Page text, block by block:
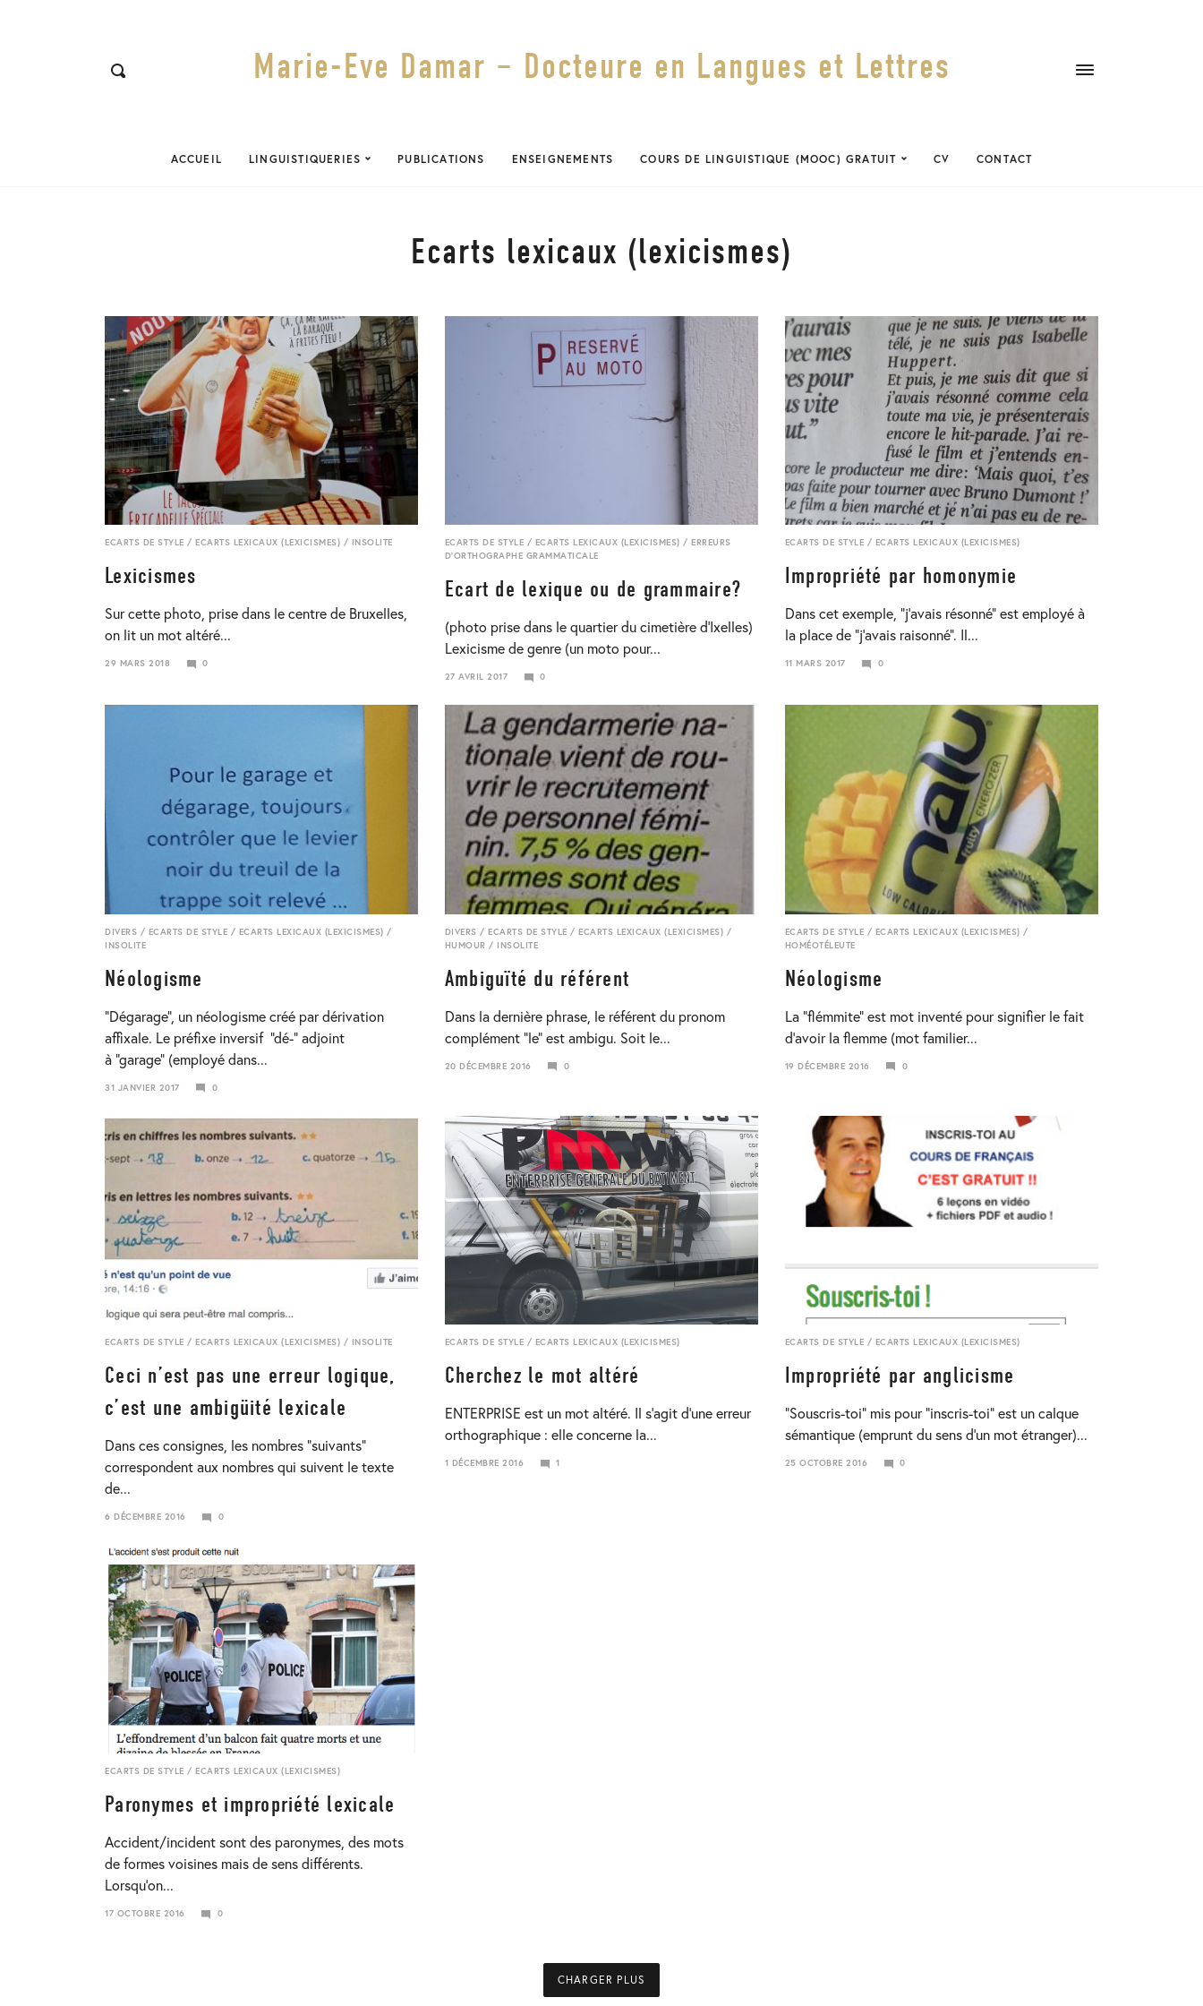
Marie-Eve Damar – Docteure en Langues et Lettres
ACCUEIL LINGUISTIQUERIES PUBLICATIONS ENSEIGNEMENTS COURS DE LINGUISTIQUE (MOOC) GRATUIT CV CONTACT
Ecarts lexicaux (lexicismes)
ECARTS DE STYLE / ECARTS LEXICAUX (LEXICISMES) / INSOLITE
Lexicismes
Sur cette photo, prise dans le centre de Bruxelles,
on lit un mot altéré...
29 MARS 2018
2018
0
ECARTS DE STYLE / ECARTS LEXICAUX (LEXICISMES) /ERREURS
D'ORTHOGRAPHE GRAMMATICALE
Ecart de lexique ou de grammaire?
(photo prise dans le quartier du cimetière d’Ixelles)
Lexicisme de genre (un moto pour...
27 AVRIL 2017
JANVIER
0
ECARTS DE STYLE / ECARTS LEXICAUX (LEXICISMES)
Impropriété par homonymie
Dans cet exemple, “j’avais résonné” est employé à
la place de “j’avais raisonné”. Il...
11 MARS 2017
2018
0
DIVERS / ECARTS DE STYLE / ECARTS LEXICAUX (LEXICISMES) /
INSOLITE
Néologisme
“Dégarage”, un néologisme créé par dérivation
affixale. Le préfixe inversif “dé-” adjoint
à “garage” (employé dans...
31 JANVIER 2017
0
DIVERS /ECARTS DE STYLE /ECARTS LEXICAUX (LEXICISMES) /
HUMOUR / INSOLITE
Ambiguïté du référent
Dans la dernière phrase, le référent du pronom
complément “le” est ambigu. Soit le...
20 DÉCEMBRE 2016
0
ECARTS DE STYLE / ECARTS LEXICAUX (LEXICISMES) /
HOMÉOTÉLEUTE
Néologisme
La “flémmite” est mot inventé pour signifier le fait
d’avoir la flemme (mot familier...
19 DÉCEMBRE 2016
0
ECARTS DE STYLE / ECARTS LEXICAUX (LEXICISMES) / INSOLITE
Ceci n’est pas une erreur logique,
c’est une ambigüité lexicale
Dans ces consignes, les nombres “suivants”
correspondent aux nombres qui suivent le texte
de...
6 DÉCEMBRE 2016
2018
0
ECARTS DE STYLE / ECARTS LEXICAUX (LEXICISMES)
Cherchez le mot altéré
ENTERPRISE est un mot altéré. Il s’agit d’une erreur
orthographique : elle concerne la...
1 DÉCEMBRE 2016
1
ECARTS DE STYLE / ECARTS LEXICAUX (LEXICISMES)
Impropriété par anglicisme
“Souscris-toi” mis pour “inscris-toi” est un calque
sémantique (emprunt du sens d’un mot étranger)...
25 OCTOBRE 2016
0
ECARTS DE STYLE / ECARTS LEXICAUX (LEXICISMES)
Paronymes et impropriété lexicale
Accident/incident sont des paronymes, des mots
de formes voisines mais de sens différents.
Lorsqu’on...
17 OCTOBRE 2016
0
CHARGER PLUS